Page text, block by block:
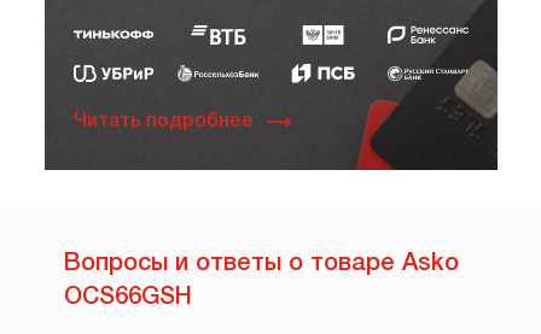
Читать подробнее
Вопросы и ответы о товаре Asko
OCS66GSH